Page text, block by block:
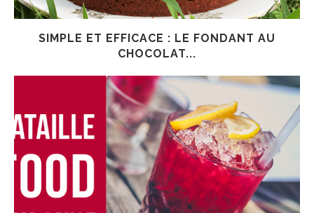
SIMPLE ET EFFICACE : LE FONDANT AU
CHOCOLAT...